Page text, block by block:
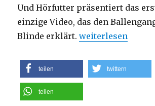
Und Hörfutter präsentiert das
einzige Video, das den
Blinde erklärt.„Der Ballengang
weiterlesen
teilen twittern
teilen